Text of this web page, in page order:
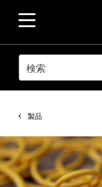
SEARCH
製品